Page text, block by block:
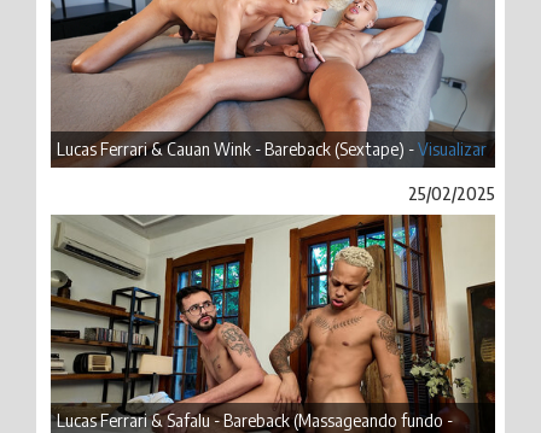
Lucas Ferrari & Cauan Wink - Bareback (Sextape) -Visualizar
25/02/2025
Lucas Ferrari & Safalu - Bareback (Massageando fundo -